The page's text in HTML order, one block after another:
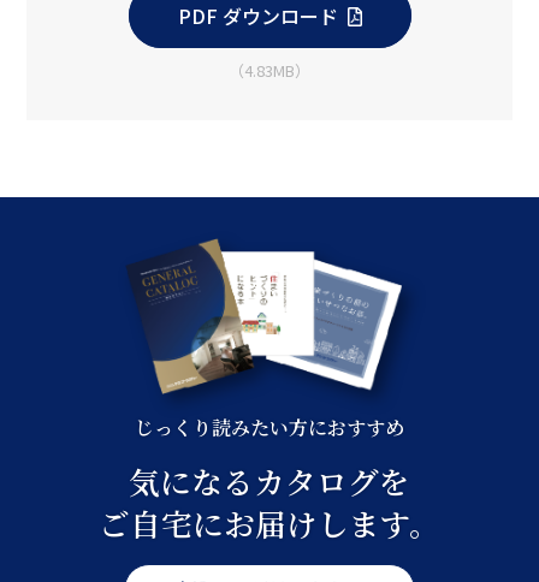
PDF ダウンロード
（4.83MB）
じっくり読みたい方におすすめ
気になるカタログを
ご自宅にお届けします。